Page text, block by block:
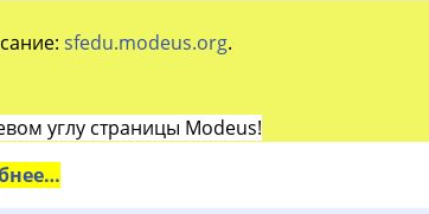
sfedu.modeus.org.
углу страницы Modeus!